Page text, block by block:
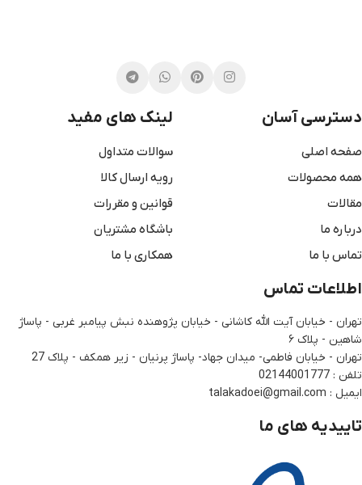
دسترسی آسان
صفحه اصلی
همه محصولات
مقالات
درباره ما
تماس با ما
لینک های مفید
سوالات متداول
رویه ارسال کالا
قوانین و مقررات
باشگاه مشتریان
همکاری با ما
اطلاعات تماس
تهران - خیابان آیت الله کاشانی - خیابان پژوهنده نبش پیامبر غربی - پاساژ
شاهین - پلاک ۶
تهران - خیابان فاطمی- میدان جهاد- پاساژ پرنیان - زیر همکف - پلاک 27
تلفن : 02144001777
ایمیل : talakadoei@gmail.com
تاییدیه های ما